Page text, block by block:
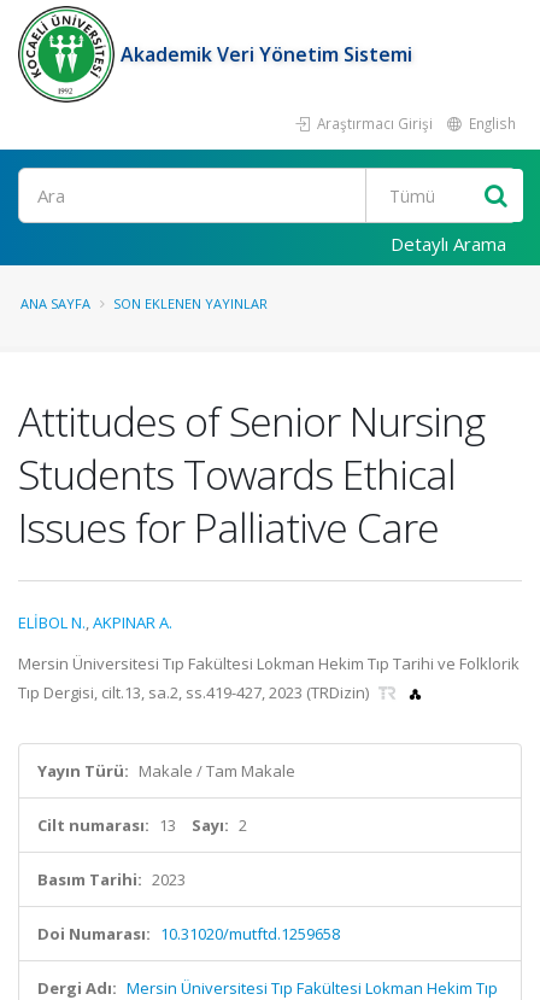
Akademik Veri Yönetim Sistemi
Araştırmacı Girişi English
Ara
Detaylı Arama
ANA SAYFA SON EKLENEN YAYINLAR
Attitudes of Senior Nursing
Students Towards Ethical
Issues for Palliative Care
ELİBOL N.,AKPINAR A.
Mersin Üniversitesi Tıp Fakültesi Lokman Hekim Tıp Tarihi ve Folklorik
Tıp Dergisi, cilt.13, sa.2, ss.419-427, 2023 (TRDizin)
Yayın Türü: Makale / Tam Makale
Cilt numarası: 13 Sayı: 2
Basım Tarihi: 2023
Doi Numarası: 10.31020/mutftd.1259658
Dergi Adı: Mersin Üniversitesi Tıp Fakültesi Lokman Hekim Tıp